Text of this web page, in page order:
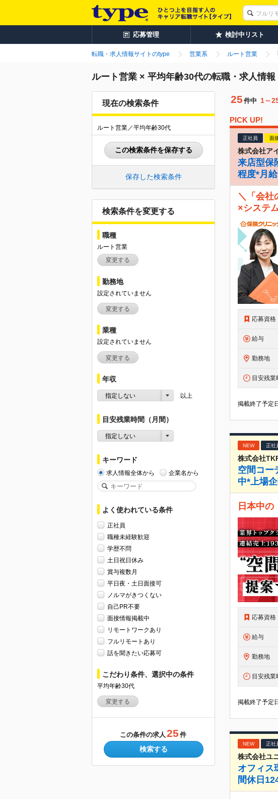
応募管理 検討中リスト
転職・求人情報サイトのtype 営業系 ルート営業
ルート営業 × 平均年齢30代の転職・求人情報
現在の検索条件
ルート営業／平均年齢30代
この検索条件を保存する
保存した検索条件
検索条件を変更する
職種
ルート営業
変更する
勤務地
設定されていません
変更する
業種
設定されていません
変更する
年収
指定しない 以上
目安残業時間（月間）
指定しない
キーワード
求人情報全体から 企業名から
よく使われている条件
正社員
職種未経験歓迎
学歴不問
土日祝日休み
賞与複数月
平日夜・土日面接可
ノルマがきつくない
自己PR不要
面接情報掲載中
リモートワークあり
フルリモートあり
話を聞きたい応募可
こだわり条件、選択中の条件
平均年齢30代
変更する
この条件の求人 25 件
検索する
25 件中 1～
PICK UP!
正社員 面
株式会社ア
来店型保
程度*月
＼「会社
×システ
応募資格
給与
勤務地
目安残業
掲載終了予定
NEW 正社
株式会社
空間コー
中*上場
日本中の
応募資格
給与
勤務地
目安残業
掲載終了予定
NEW 正社
株式会社ユ
オフィ
間休日